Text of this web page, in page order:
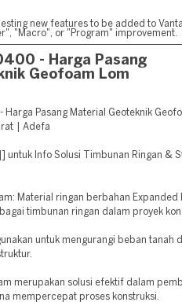
new features to be added to
"Macro", or "Program" improvement.
- Harga Pasang
Geofoam Lom
Pasang Material Geoteknik
| Adefa
untuk Info Solusi Timbunan Ringan &
Material ringan berbahan Expanded
timbunan ringan dalam proyek
untuk mengurangi beban tanah
merupakan solusi efektif dalam
mempercepat proses konstruksi.